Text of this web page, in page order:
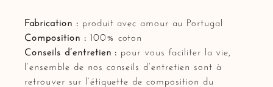
Fabrication : produit avec amour au Portugal
Composition : 100% coton
Conseils d’entretien : pour vous faciliter la vie,
l’ensemble de nos conseils d’entretien sont à
retrouver sur l’étiquette de composition du